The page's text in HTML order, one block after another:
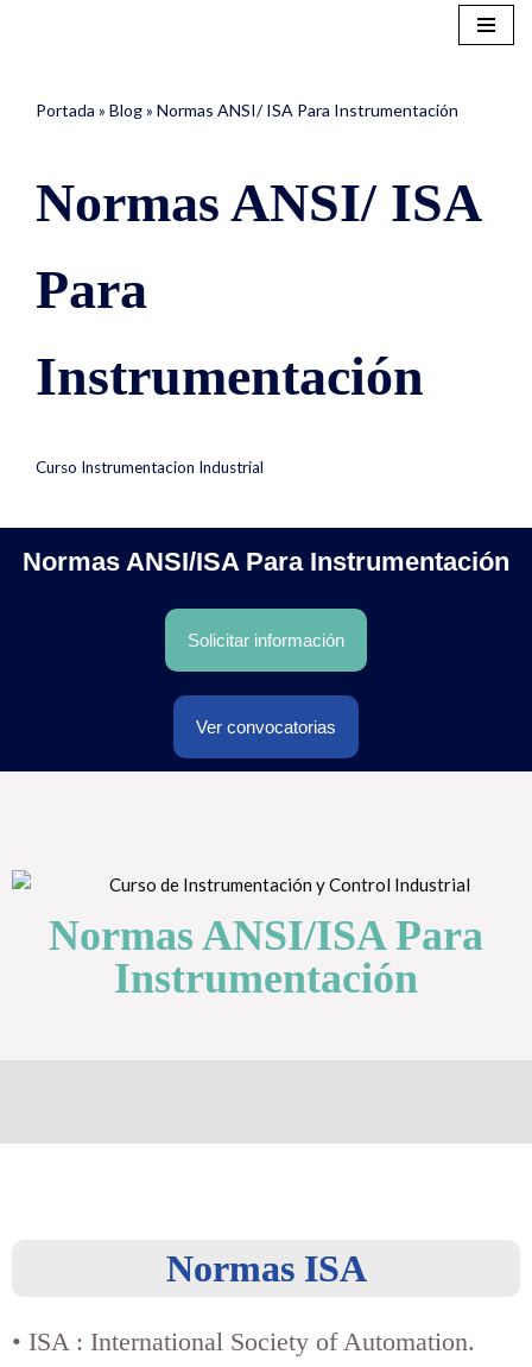
contenido
Portada » Blog» Normas ANSI/ ISA Para Instrumentación
Normas ANSI/ ISA
Para
Instrumentación
Curso Instrumentacion Industrial
Normas ANSI/ISA Para Instrumentación
Solicitar información
Ver convocatorias
Normas ANSI/ISA Para
Instrumentación
Normas ISA
• ISA : International Society of Automation.